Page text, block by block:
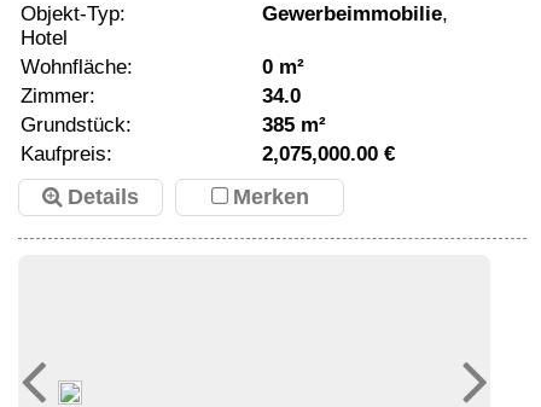
Objekt-Typ:
Gewerbeimmobilie,
Hotel
Wohnfläche:
0 m²
Zimmer:
34.0
Grundstück:
385 m²
Kaufpreis:
2,075,000.00 €
Details Merken